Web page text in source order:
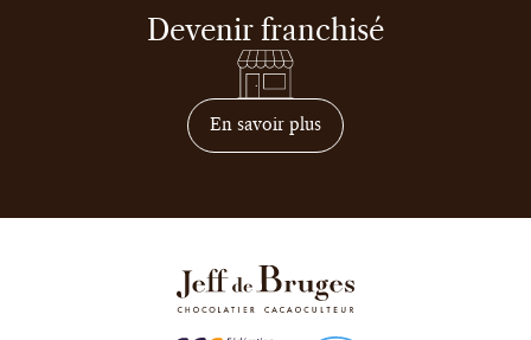
Devenir franchisé
En savoir plussur comment devenir